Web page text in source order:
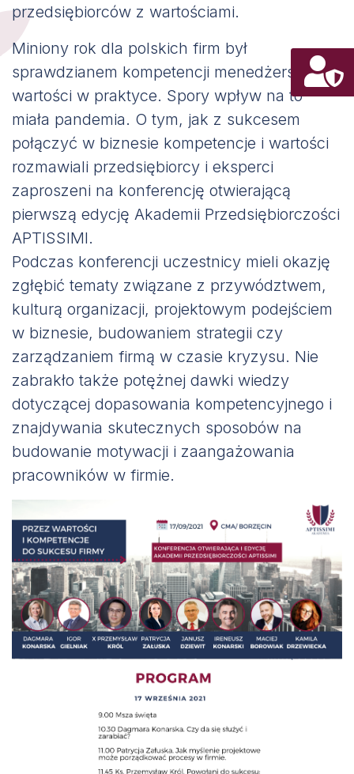
przedsiębiorców z wartościami.
Miniony rok dla polskich firm był
sprawdzianem kompetencji menedżerskich i
wartości w praktyce. Spory wpływ na to
miała pandemia. O tym, jak z sukcesem
połączyć w biznesie kompetencje i wartości
rozmawiali przedsiębiorcy i eksperci
zaproszeni na konferencję otwierającą
pierwszą edycję Akademii Przedsiębiorczości
APTISSIMI.
Podczas konferencji uczestnicy mieli okazję
zgłębić tematy związane z przywództwem,
kulturą organizacji, projektowym podejściem
w biznesie, budowaniem strategii czy
zarządzaniem firmą w czasie kryzysu. Nie
zabrakło także potężnej dawki wiedzy
dotyczącej dopasowania kompetencyjnego i
znajdywania skutecznych sposobów na
budowanie motywacji i zaangażowania
pracowników w firmie.